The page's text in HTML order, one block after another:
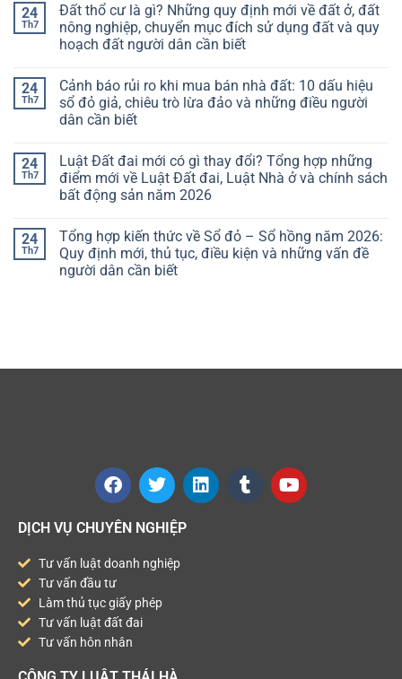
24
Th7
Đất thổ cư là gì? Những quy định mới về đất ở, đất
nông nghiệp, chuyển mục đích sử dụng đất và quy
hoạch đất người dân cần biết
24
Th7
Cảnh báo rủi ro khi mua bán nhà đất: 10 dấu hiệu
sổ đỏ giả, chiêu trò lừa đảo và những điều người
dân cần biết
24
Th7
Luật Đất đai mới có gì thay đổi? Tổng hợp những
điểm mới về Luật Đất đai, Luật Nhà ở và chính sách
bất động sản năm 2026
24
Th7
Tổng hợp kiến thức về Sổ đỏ – Sổ hồng năm 2026:
Quy định mới, thủ tục, điều kiện và những vấn đề
người dân cần biết
DỊCH VỤ CHUYÊN NGHIỆP
Tư vấn luật doanh nghiệp
Tư vấn đầu tư
Làm thủ tục giấy phép
Tư vấn luật đất đai
Tư vấn hôn nhân